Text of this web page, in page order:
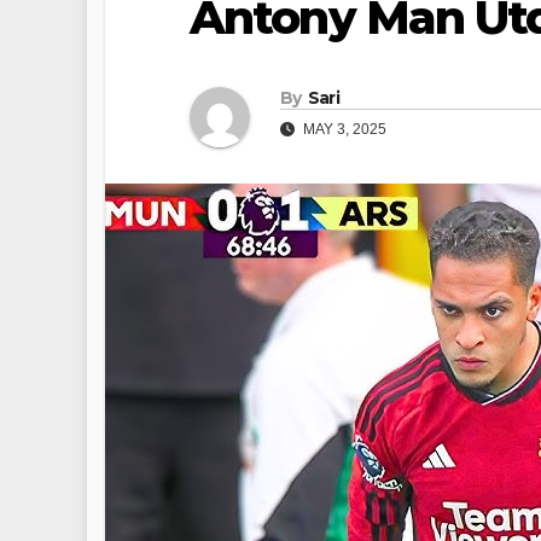
Antony Man
By Sari
MAY 3, 2025